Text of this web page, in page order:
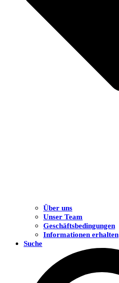
Über uns
Unser Team
Geschäftsbedingungen
Informationen erhalten
Suche